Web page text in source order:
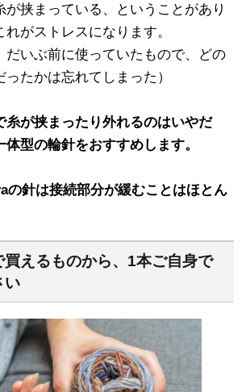
が挟まっている、ということがあり
がストレスになります。
だいぶ前に使っていたもので、どの
たかは忘れてしまった）
糸が挟まったり外れるのはいやだ
型の輪針をおすすめします。
の針は接続部分が緩むことはほとん
買えるものから、1本ご自身で
い